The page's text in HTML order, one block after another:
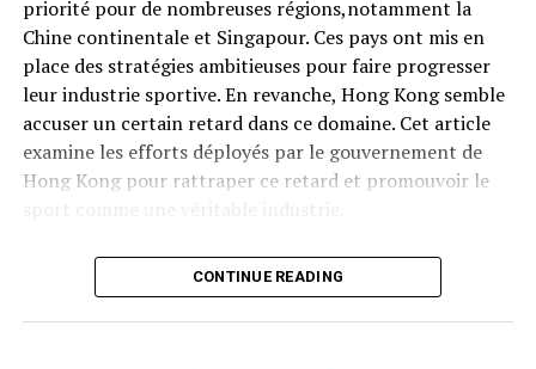
priorité pour de nombreuses régions,notamment la
Chine continentale et Singapour. Ces pays ont mis en
place des stratégies ambitieuses pour faire progresser
leur industrie sportive. En revanche, Hong Kong semble
accuser un certain retard dans ce domaine. Cet article
examine les efforts déployés par le gouvernement de
Hong Kong pour rattraper ce retard et promouvoir le
Contexte Actuel du Secteur Sportif à Hong Kong
Récemment, un rapport publié par l’Institut Xinhua a
CONTINUE READING